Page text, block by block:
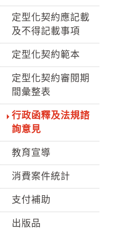
定型化契約應記載
及不得記載事項
定型化契約範本
定型化契約審閱期
間彙整表
行政函釋及法規諮
詢意見
教育宣導
消費案件統計
支付補助
出版品